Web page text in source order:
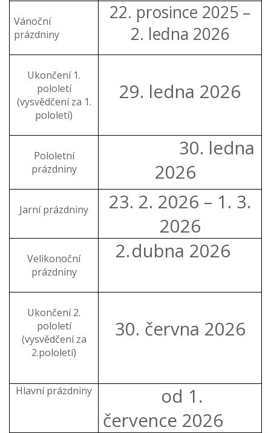
Vánoční
prázdniny
22. prosince 2025 –
2. ledna 2026
Ukončení 1.
pololetí
(vysvědčení za 1.
pololetí)
29. ledna 2026
Pololetní
prázdniny
30. ledna
2026
Jarní prázdniny
23. 2. 2026 – 1. 3.
2026
Velikonoční
prázdniny
2.dubna 2026
Ukončení 2.
pololetí
(vysvědčení za
2.pololetí)
30. června 2026
Hlavní prázdniny
od 1.
července 2026